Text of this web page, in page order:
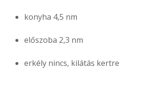
konyha 4,5 nm
előszoba 2,3 nm
erkély nincs, kilátás kertre